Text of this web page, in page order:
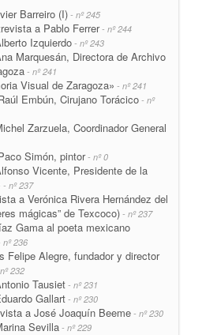
Barreiro (I) - nº 245
a Pablo Ferrer- nº 244
Izquierdo - nº 243
Marquesán, Directora de Archivo
- nº 241
Visual de Zaragoza» - nº 241
Embún, Cirujano Torácico - nº
Zarzuela, Coordinador General
Simón, pintor- nº 0
Vicente, Presidente de la
- nº 237
a Verónica Rivera Hernández del
mágicas” de Texcoco) - nº 237
Gama al poeta mexicano
nº 236
Felipe Alegre, fundador y director
232
Tausiet - nº 231
Gallart - nº 230
a José Joaquín Beeme - nº 230
Sevilla - nº 229